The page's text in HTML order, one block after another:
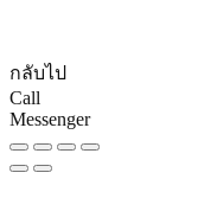
กลับไป
Call
Messenger